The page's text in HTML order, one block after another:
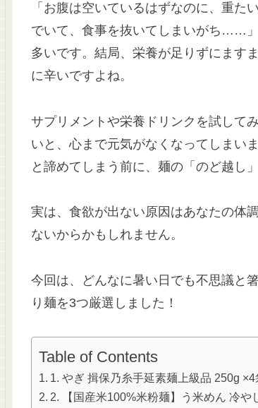
「お腹は空いているはずなのに、重
でいて、食事を抜いてしまいがち……
多いです。結局、栄養が足りずにます
に辛いですよね。
サプリメントや栄養ドリンクを試して
いと、心まで元気がなくなってしまい
と諦めてしまう前に、麺の「のど越し
実は、食欲が出ない原因はあなたの体
ないからかもしれません。
今回は、どんなに暑い日でも不思議と
り麺を3つ厳選しました！
Table of Contents
1. やぎ 揖保乃糸手延素麺上級品 250g ×4
2. 【国産米100%米粉麺】う米めん 冷や